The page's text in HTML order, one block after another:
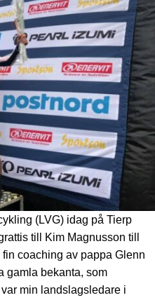
(LVG) idag på Tierp
till Kim Magnusson till
coaching av pappa Glenn
gamla bekanta, som
min landslagsledare i